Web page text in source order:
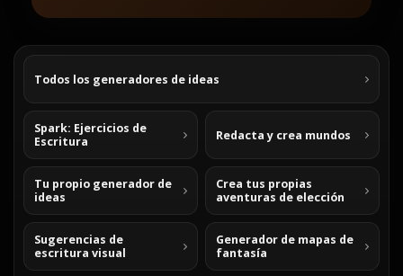
Todos los generadores de ideas
Spark: Ejercicios de
Escritura
Redacta y crea mundos
Tu propio generador de
ideas
Crea tus propias
aventuras de elección
Sugerencias de
escritura visual
Generador de mapas de
fantasía